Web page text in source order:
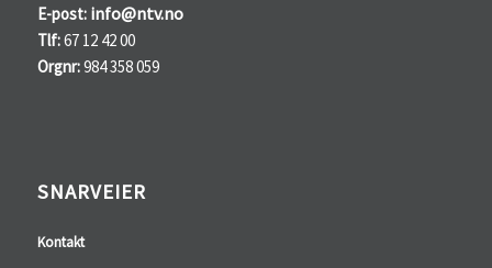
E-post: info@ntv.no
Tlf:67 12 42 00
Orgnr:984 358 059
SNARVEIER
Kontakt